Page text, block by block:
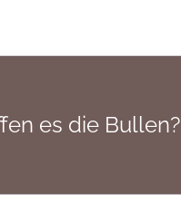
es die Bullen?